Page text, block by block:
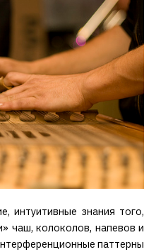
интуитивные знания того,
чаш, колоколов, напевов и
паттерны